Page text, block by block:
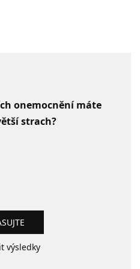
onemocnění máte
strach?
výsledky